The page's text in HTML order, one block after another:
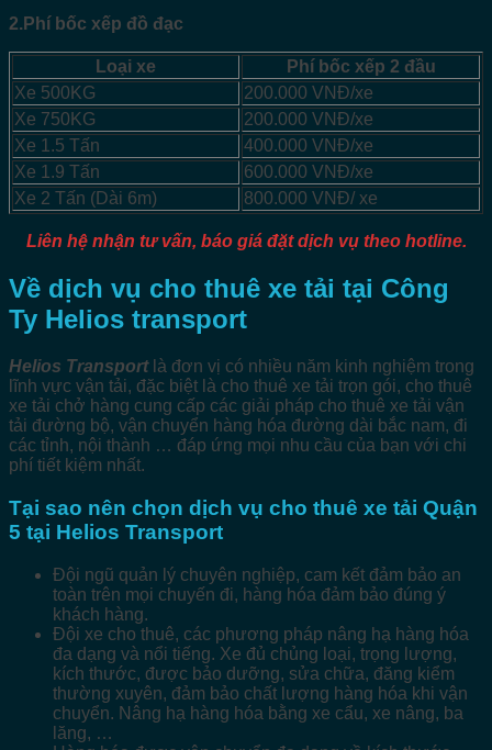
2.Phí bốc xếp đồ đạc
Loại xe
Phí bốc xếp 2 đầu
Xe 500KG
200.000 VNĐ/xe
Xe 750KG
200.000 VNĐ/xe
Xe 1.5 Tấn
400.000 VNĐ/xe
Xe 1.9 Tấn
600.000 VNĐ/xe
Xe 2 Tấn (Dài 6m)
800.000 VNĐ/ xe
Liên hệ nhận tư vấn, báo giá đặt dịch vụ theo hotline.
Về dịch vụ cho thuê xe tải tại Công
Ty Helios transport
Helios Transport là đơn vị có nhiều năm kinh nghiệm trong
lĩnh vực vận tải, đặc biệt là cho thuê xe tải trọn gói, cho thuê
xe tải chở hàng cung cấp các giải pháp cho thuê xe tải vận
tải đường bộ, vận chuyển hàng hóa đường dài bắc nam, đi
các tỉnh, nội thành … đáp ứng mọi nhu cầu của bạn với chi
phí tiết kiệm nhất.
Tại sao nên chọn dịch vụ cho thuê xe tải Quận
5 tại Helios Transport
Đội ngũ quản lý chuyên nghiệp, cam kết đảm bảo an
toàn trên mọi chuyến đi, hàng hóa đảm bảo đúng ý
khách hàng.
Đội xe cho thuê, các phương pháp nâng hạ hàng hóa
đa dạng và nổi tiếng. Xe đủ chủng loại, trọng lượng,
kích thước, được bảo dưỡng, sửa chữa, đăng kiểm
thường xuyên, đảm bảo chất lượng hàng hóa khi vận
chuyển. Nâng hạ hàng hóa bằng xe cẩu, xe nâng, ba
lăng, …